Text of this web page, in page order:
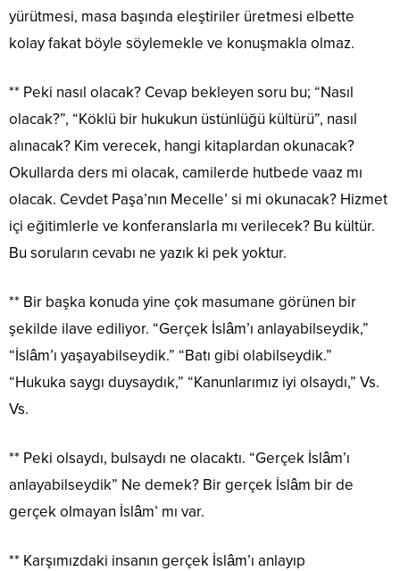
yürütmesi, masa başında eleştiriler üretmesi elbette
kolay fakat böyle söylemekle ve konuşmakla olmaz.
** Peki nasıl olacak? Cevap bekleyen soru bu; “Nasıl
olacak?”, “Köklü bir hukukun üstünlüğü kültürü”, nasıl
alınacak? Kim verecek, hangi kitaplardan okunacak?
Okullarda ders mi olacak, camilerde hutbede vaaz mı
olacak. Cevdet Paşa’nın Mecelle’ si mi okunacak? Hizmet
içi eğitimlerle ve konferanslarla mı verilecek? Bu kültür.
Bu soruların cevabı ne yazık ki pek yoktur.
** Bir başka konuda yine çok masumane görünen bir
şekilde ilave ediliyor. “Gerçek İslâm’ı anlayabilseydik,”
“İslâm’ı yaşayabilseydik.” “Batı gibi olabilseydik.”
“Hukuka saygı duysaydık,” “Kanunlarımız iyi olsaydı,” Vs.
Vs.
** Peki olsaydı, bulsaydı ne olacaktı. “Gerçek İslâm’ı
anlayabilseydik” Ne demek? Bir gerçek İslâm bir de
gerçek olmayan İslâm’ mı var.
** Karşımızdaki insanın gerçek İslâm’ı anlayıp